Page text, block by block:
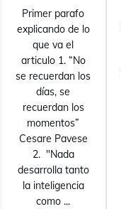
Primer parafo
explicando de lo
que va el
articulo 1. “No
se recuerdan los
días, se
recuerdan los
momentos”
Cesare Pavese
2. "Nada
desarrolla tanto
la inteligencia
como ...